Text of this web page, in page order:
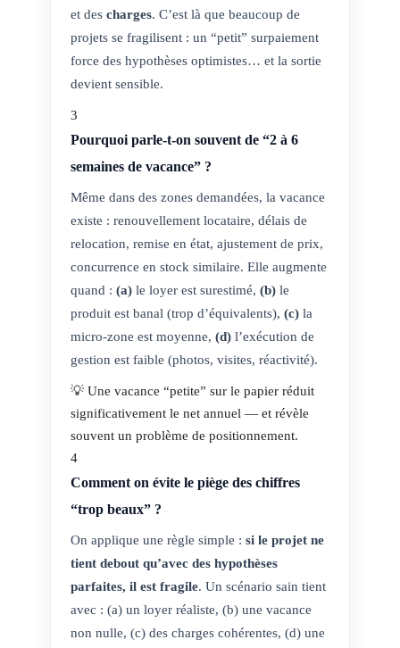
et des charges. C’est là que beaucoup de
projets se fragilisent : un “petit” surpaiement
force des hypothèses optimistes… et la sortie
devient sensible.
3
Pourquoi parle-t-on souvent de “2 à 6
semaines de vacance” ?
Même dans des zones demandées, la vacance
existe : renouvellement locataire, délais de
relocation, remise en état, ajustement de prix,
concurrence en stock similaire. Elle augmente
quand : (a) le loyer est surestimé, (b) le
produit est banal (trop d’équivalents), (c) la
micro-zone est moyenne, (d) l’exécution de
gestion est faible (photos, visites, réactivité).
💡 Une vacance “petite” sur le papier réduit
significativement le net annuel — et révèle
souvent un problème de positionnement.
4
Comment on évite le piège des chiffres
“trop beaux” ?
On applique une règle simple : si le projet ne
tient debout qu’avec des hypothèses
parfaites, il est fragile. Un scénario sain tient
avec : (a) un loyer réaliste, (b) une vacance
non nulle, (c) des charges cohérentes, (d) une